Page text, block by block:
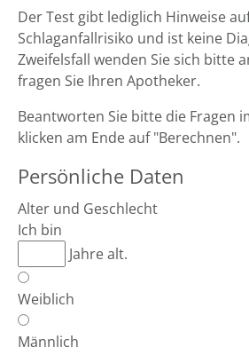
Der Test gibt lediglich Hinweise
Schlaganfallrisiko und ist keine
Zweifelsfall wenden Sie sich bitte
fragen Sie Ihren Apotheker.
Beantworten Sie bitte die Fragen
klicken am Ende auf "Berechnen".
Persönliche Daten
Alter und Geschlecht
Ich bin
Jahre alt.
Weiblich
Männlich